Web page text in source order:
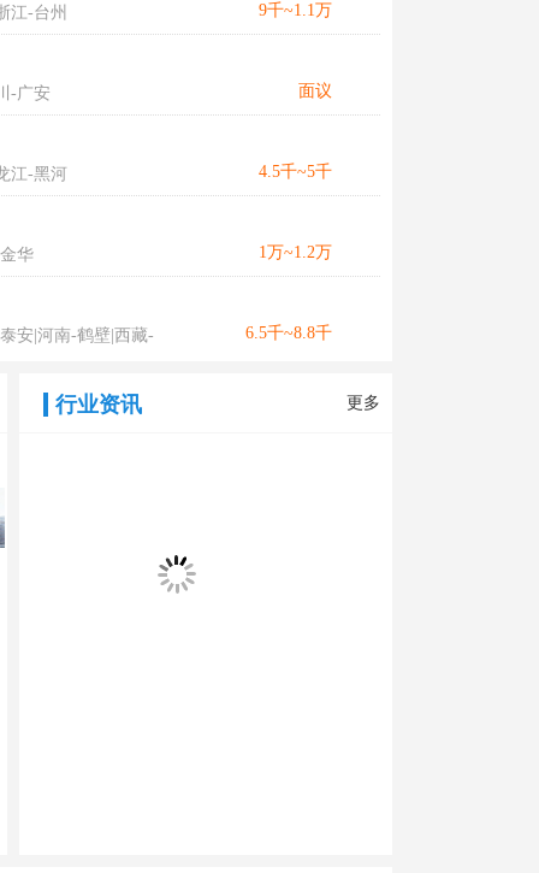
江-台州 9千~1.1万
-广安 面议
江-黑河 4.5千~5千
华 1万~1.2万
安|河南-鹤壁|西藏- 6.5千~8.8千
行业资讯 更多